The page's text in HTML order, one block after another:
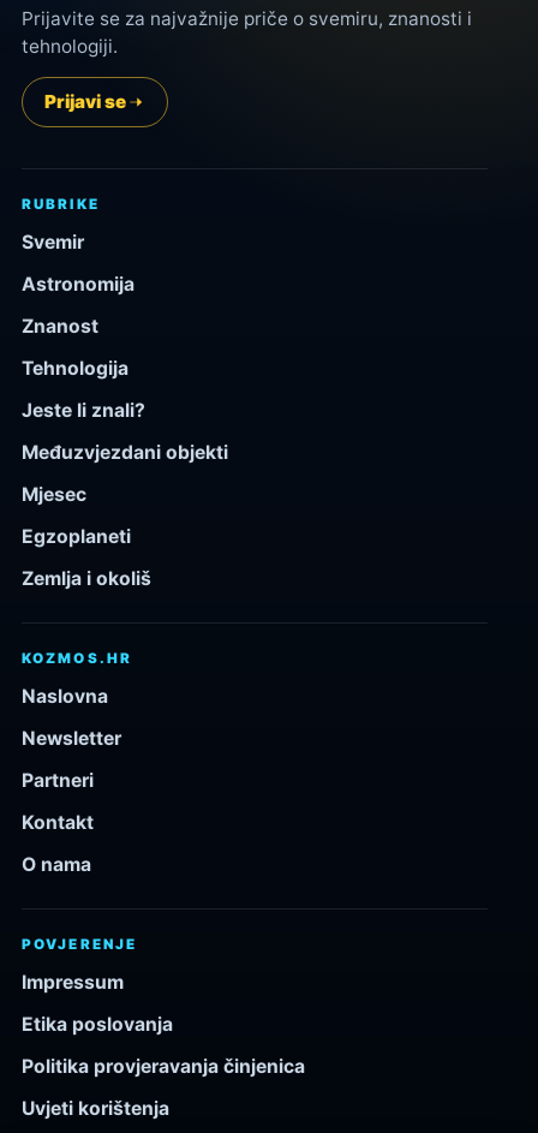
Prijavite se za najvažnije priče o svemiru, znanosti i
tehnologiji.
Prijavi se
RUBRIKE
Svemir
Astronomija
Znanost
Tehnologija
Jeste li znali?
Međuzvjezdani objekti
Mjesec
Egzoplaneti
Zemlja i okoliš
KOZMOS.HR
Naslovna
Newsletter
Partneri
Kontakt
O nama
POVJERENJE
Impressum
Etika poslovanja
Politika provjeravanja činjenica
Uvjeti korištenja